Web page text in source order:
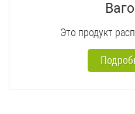
Это продукт